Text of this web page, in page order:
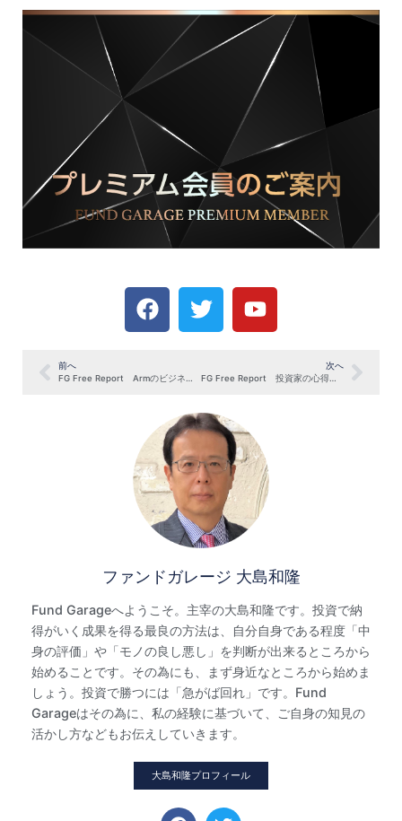
前へ
FG Free Report Armのビジネスモデルとビジネスフィールド（7月15日号抜粋）
次へ
FG Free Report 投資家の心得：マクロ統計だけを当てにしない（8月19日号抜粋）
ファンドガレージ 大島和隆
Fund Garageへようこそ。主宰の大島和隆です。投資で納
得がいく成果を得る最良の方法は、自分自身である程度「中
身の評価」や「モノの良し悪し」を判断が出来るところから
始めることです。その為にも、まず身近なところから始めま
しょう。投資で勝つには「急がば回れ」です。Fund
Garageはその為に、私の経験に基づいて、ご自身の知見の
活かし方などもお伝えしていきます。
大島和隆プロフィール